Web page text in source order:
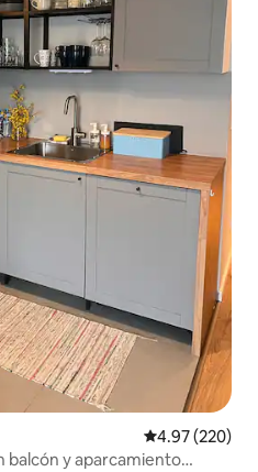
Calificación
4.97 (220)
y aparcamiento